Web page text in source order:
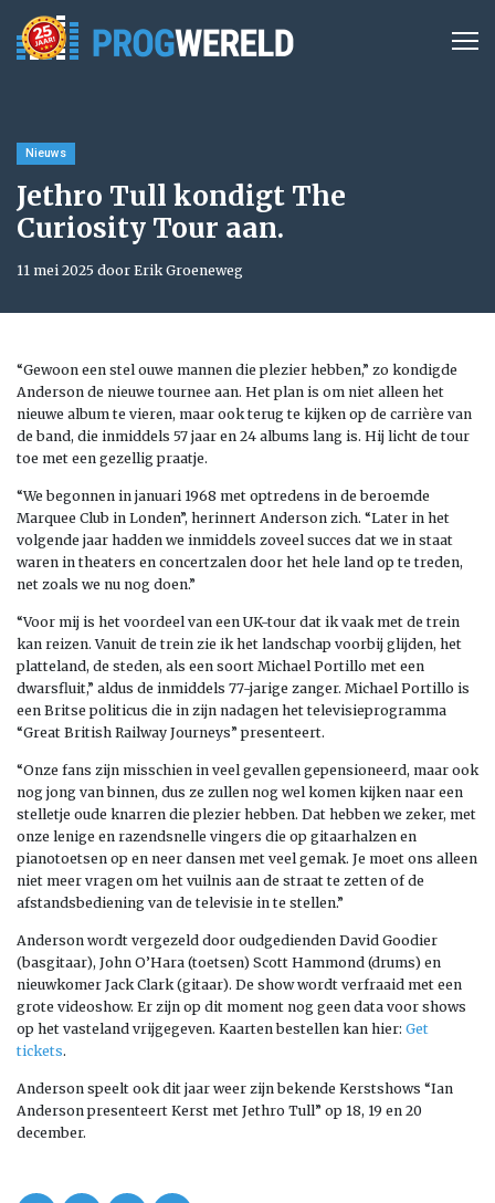
Nieuws
Jethro Tull kondigt The
Curiosity Tour aan.
11 mei 2025 door Erik Groeneweg
“Gewoon een stel ouwe mannen die plezier hebben,” zo kondigde
Anderson de nieuwe tournee aan. Het plan is om niet alleen het
nieuwe album te vieren, maar ook terug te kijken op de carrière van
de band, die inmiddels 57 jaar en 24 albums lang is. Hij licht de tour
toe met een gezellig praatje.
“We begonnen in januari 1968 met optredens in de beroemde
Marquee Club in Londen”, herinnert Anderson zich. “Later in het
volgende jaar hadden we inmiddels zoveel succes dat we in staat
waren in theaters en concertzalen door het hele land op te treden,
net zoals we nu nog doen.”
“Voor mij is het voordeel van een UK-tour dat ik vaak met de trein
kan reizen. Vanuit de trein zie ik het landschap voorbij glijden, het
platteland, de steden, als een soort Michael Portillo met een
dwarsfluit,” aldus de inmiddels 77-jarige zanger. Michael Portillo is
een Britse politicus die in zijn nadagen het televisieprogramma
“Great British Railway Journeys” presenteert.
“Onze fans zijn misschien in veel gevallen gepensioneerd, maar ook
nog jong van binnen, dus ze zullen nog wel komen kijken naar een
stelletje oude knarren die plezier hebben. Dat hebben we zeker, met
onze lenige en razendsnelle vingers die op gitaarhalzen en
pianotoetsen op en neer dansen met veel gemak. Je moet ons alleen
niet meer vragen om het vuilnis aan de straat te zetten of de
afstandsbediening van de televisie in te stellen.”
Anderson wordt vergezeld door oudgedienden David Goodier
(basgitaar), John O’Hara (toetsen) Scott Hammond (drums) en
nieuwkomer Jack Clark (gitaar). De show wordt verfraaid met een
grote videoshow. Er zijn op dit moment nog geen data voor shows
op het vasteland vrijgegeven. Kaarten bestellen kan hier: Get
tickets.
Anderson speelt ook dit jaar weer zijn bekende Kerstshows “Ian
Anderson presenteert Kerst met Jethro Tull” op 18, 19 en 20
december.